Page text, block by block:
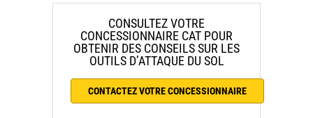
CONSULTEZ VOTRE
CONCESSIONNAIRE CAT POUR
OBTENIR DES CONSEILS SUR LES
OUTILS D’ATTAQUE DU SOL
CONTACTEZ VOTRE CONCESSIONNAIRE